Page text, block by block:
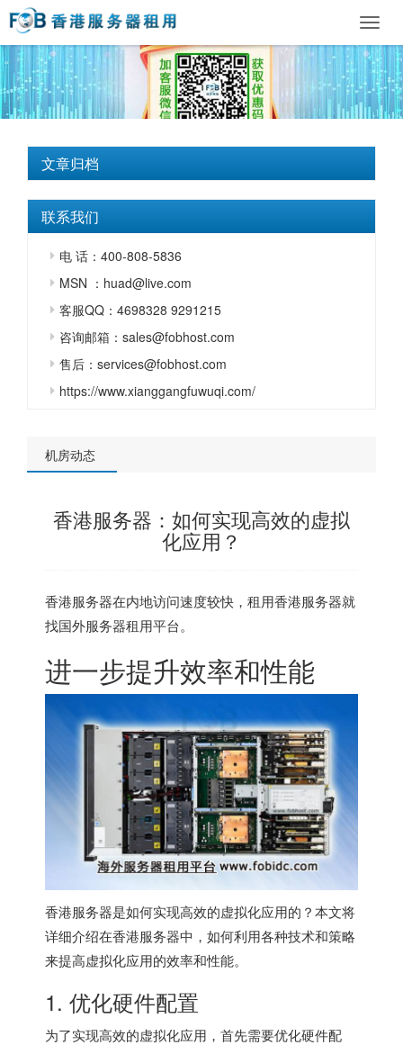
文章归档
联系我们
电 话：400-808-5836
MSN ：huad@live.com
客服QQ：4698328 9291215
咨询邮箱：sales@fobhost.com
售后：services@fobhost.com
https://www.xianggangfuwuqi.com/
机房动态
香港服务器：如何实现高效的虚拟
化应用？
香港服务器在内地访问速度较快，租用香港服务器就
找国外服务器租用平台。
进一步提升效率和性能
香港服务器是如何实现高效的虚拟化应用的？本文将
详细介绍在香港服务器中，如何利用各种技术和策略
来提高虚拟化应用的效率和性能。
1. 优化硬件配置
为了实现高效的虚拟化应用，首先需要优化硬件配